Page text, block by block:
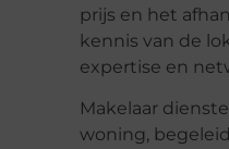
prijs en het
kennis van de
expertise en
Makelaar
woning,